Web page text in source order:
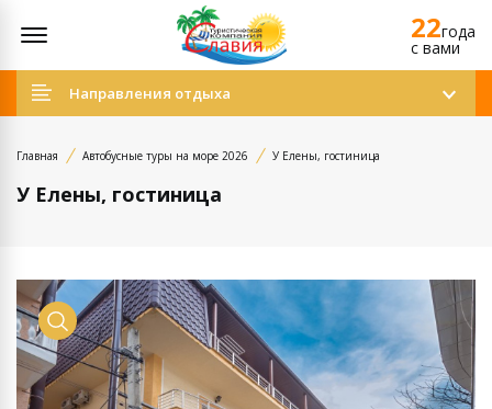
22года
c вами
Направления отдыха
Главная Автобусные туры на море 2026 У Елены, гостиница
У Елены, гостиница
Просмотр